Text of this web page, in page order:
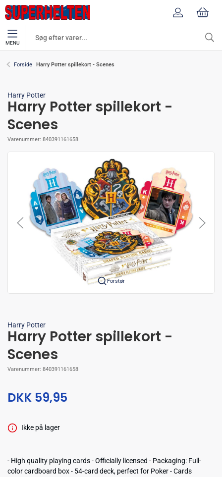
MENU
Forside Harry Potter spillekort - Scenes
Harry Potter
Harry Potter spillekort -
Scenes
Varenummer: 840391161658
Forstør
Harry Potter
Harry Potter spillekort -
Scenes
Varenummer: 840391161658
DKK 59,95
Ikke på lager
- High quality playing cards - Officially licensed - Packaging: Full-
color cardboard box - 54-card deck, perfect for Poker - Cards